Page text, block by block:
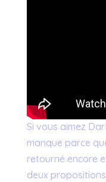
Si vous aimez
manque parce
retourné encore
deux